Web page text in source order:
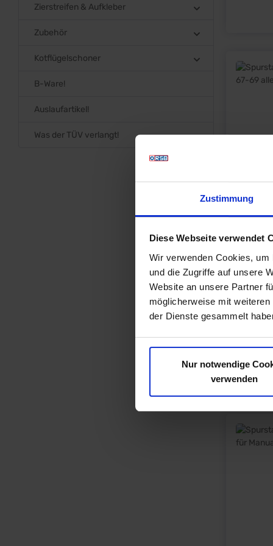
Zustimmung
Diese Webseite verwendet
Wir verwenden Cookies,
und die Zugriffe auf unsere
Website an unsere Partner
möglicherweise mit
der Dienste gesammelt
Nur notwendige
verwenden
Zierstreifen & Aufkleber
Zubehör
Kotflügelschoner
B-Ware!
Auslaufartikel!
Was der TÜV verlangt!